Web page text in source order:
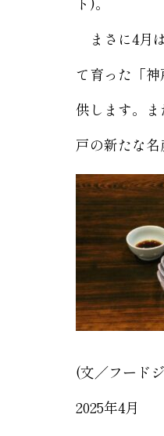
まさに4月
て育った「
供します。
戸の新たな
(文／フード
2025年4月